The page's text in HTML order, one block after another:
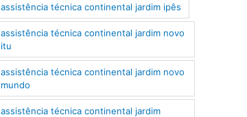
assistência técnica continental jardim ipês
assistência técnica continental jardim novo
itu
assistência técnica continental jardim novo
mundo
assistência técnica continental jardim